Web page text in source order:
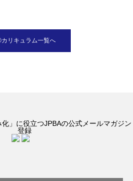
カリキュラム一覧へ